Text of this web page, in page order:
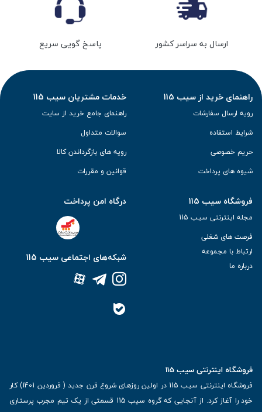
ارسال به سراسر کشور پاسخ گویی سریع
راهنمای خرید از سیب 115
رویه ارسال سفارشات
شرایط استفاده
حریم خصوصی
شیوه های پرداخت
خدمات مشتریان سیب 115
راهنمای جامع خرید از سایت
سوالات متداول
رویه های بازگرداندن کالا
قوانین و مقررات
فروشگاه سیب 115
مجله اینترنتی سیب 115
فرصت های شغلی
ارتباط با مجموعه
درباره ما
درگاه امن پرداخت
شبکه‌های اجتماعی سیب 115
فروشگاه اینترنتی سیب 115
فروشگاه اینترنتی سیب 115 در اولین روزهای شروع قرن جدید ( فروردین 1401) کار
خود را آغاز کرد. از آنجایی که گروه سیب 115 قسمتی از یک تیم مجرب پرستاری